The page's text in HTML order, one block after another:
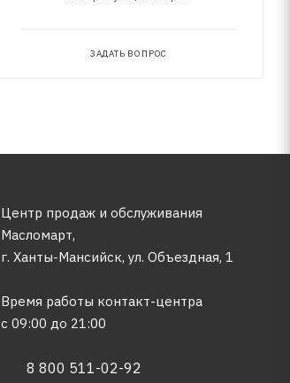
ЗАДАТЬ ВОПРОС
Центр продаж и обслуживания
Масломарт,
г. Ханты-Мансийск, ул. Объездная, 1
Время работы контакт-центра
с 09:00 до 21:00
8 800 511-02-92